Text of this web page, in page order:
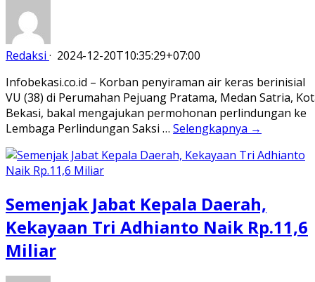
Redaksi · 2024-12-20T10:35:29+07:00
Infobekasi.co.id – Korban penyiraman air keras berinisial
VU (38) di Perumahan Pejuang Pratama, Medan Satria,
Bekasi, bakal mengajukan permohonan perlindungan ke
Lembaga Perlindungan Saksi … Selengkapnya →
Semenjak Jabat Kepala Daerah,
Kekayaan Tri Adhianto Naik Rp.11,6
Miliar